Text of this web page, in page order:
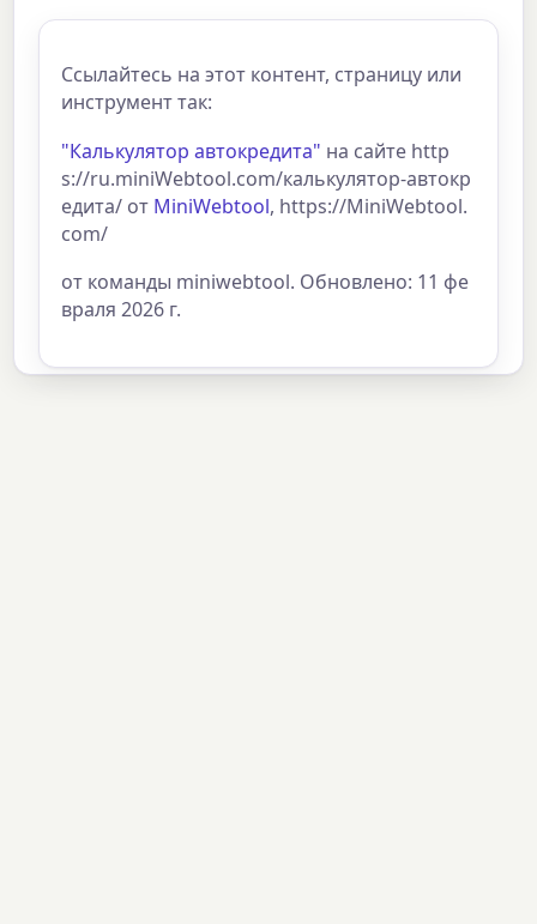
Ссылайтесь на этот контент, страницу или
инструмент так:
"Калькулятор автокредита" на сайте http
s://ru.miniWebtool.com/калькулятор-автокр
едита/ от MiniWebtool, https://MiniWebtool.
com/
от команды miniwebtool. Обновлено: 11 фе
враля 2026 г.